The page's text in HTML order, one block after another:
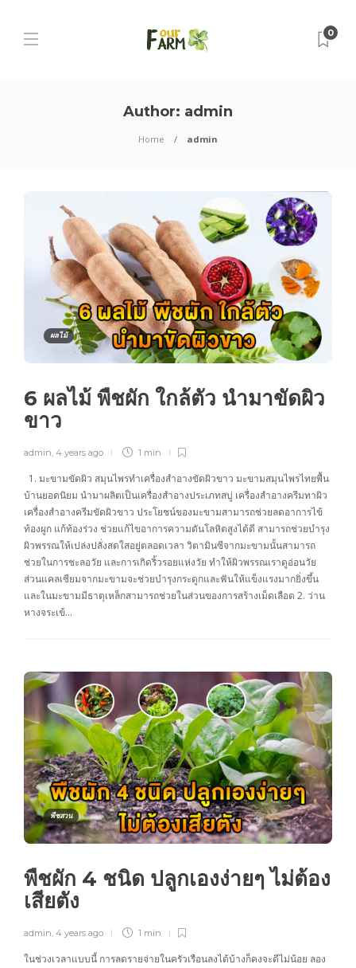
0
Author: admin
Home admin
ผลไม้
6 ผลไม้ พืชผัก ใกล้ตัว นำมาขัดผิว
ขาว
admin, 4 years ago 1 min
1. มะขามขัดผิว สมุนไพรทำเครื่องสำอางขัดผิวขาว มะขามสมุนไพรไทยพื้น
บ้านยอดนิยม นำมาผลิตเป็นเครื่องสำอางประเภทสบู่ เครื่องสำอางครีมทาผิว
เครื่องสำอางครีมขัดผิวขาว ประโยชน์ของมะขามสามารถช่วยลดอาการไข้
ท้องผูก แก้ท้องร่วง ช่วยแก้ไขอาการความดันโลหิตสูงได้ดี สามารถช่วยบำรุง
ผิวพรรณให้เปล่งปลั่งสดใสอยู่ตลอดเวลา วิตามินซีจากมะขามนั้นสามารถ
ช่วยในการชะลอวัย และการเกิดริ้วรอยแห่งวัย ทำให้ผิวพรรณเราดูอ่อนวัย
ส่วนแคลเซียมจากมะขามจะช่วยบำรุงกระดูกและฟันให้แข็งแรงมากยิ่งขึ้น
และในมะขามมีธาตุเหล็กสามารถช่วยในส่วนของการสร้างเม็ดเลือด 2. ว่าน
หางจระเข้…
พืชสวน
พืชผัก 4 ชนิด ปลูกเองง่ายๆ ไม่ต้อง
เสียตัง
admin, 4 years ago 1 min
ในช่วงเวลาแบบนี้ การลดรายจ่ายในครัวเรือนลงได้บ้างก็คงจะดีไม่น้อย ลอง